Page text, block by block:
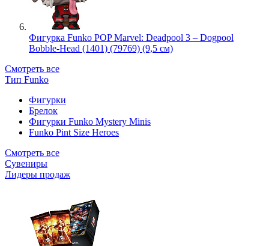
Фигурка Funko POP Marvel: Deadpool 3 – Dogpool
Bobble-Head (1401) (79769) (9,5 см)
Смотреть все
Тип Funko
Фигурки
Брелок
Фигурки Funko Mystery Minis
Funko Pint Size Heroes
Смотреть все
Сувениры
Лидеры продаж